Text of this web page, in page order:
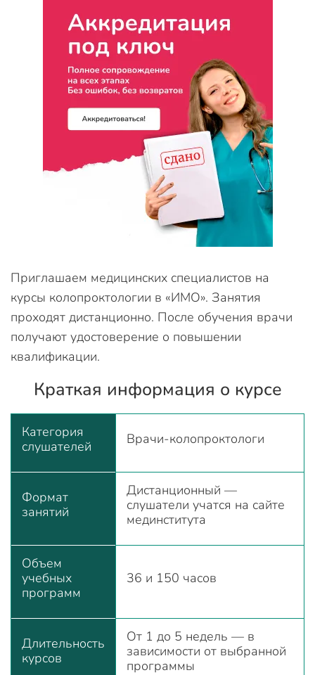
Приглашаем медицинских специалистов на
курсы колопроктологии в «ИМО». Занятия
проходят дистанционно. После обучения врачи
получают удостоверение о повышении
квалификации.
Краткая информация о курсе
Категория
слушателей
Врачи-колопроктологи
Формат
занятий
Дистанционный —
слушатели учатся на сайте
мединститута
Объем
учебных
программ
36 и 150 часов
Длительность
курсов
От 1 до 5 недель — в
зависимости от выбранной
программы